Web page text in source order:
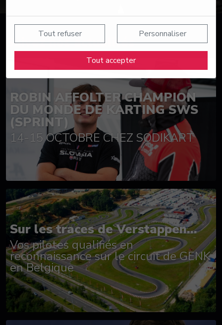
Tout refuser Personnaliser
Tout accepter
Suivez nos actualités
ROBIN AFFOLTER CHAMPION
DU MONDE DE KARTING SWS
(SPRINT)
14-15 OCTOBRE CHEZ SODIKART
Sur les traces de Verstappen...
Vos pilotes qualifiés en
reconnaissance sur le circuit de GENK
en Belgique